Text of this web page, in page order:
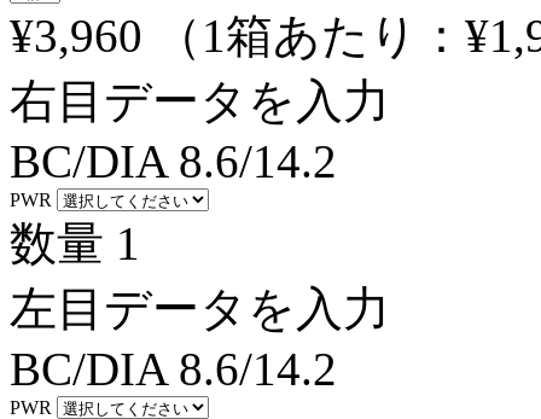
¥3,960 （1箱あたり：
右目データを入力
BC/DIA 8.6/14.2
PWR
数量 1
左目データを入力
BC/DIA 8.6/14.2
PWR